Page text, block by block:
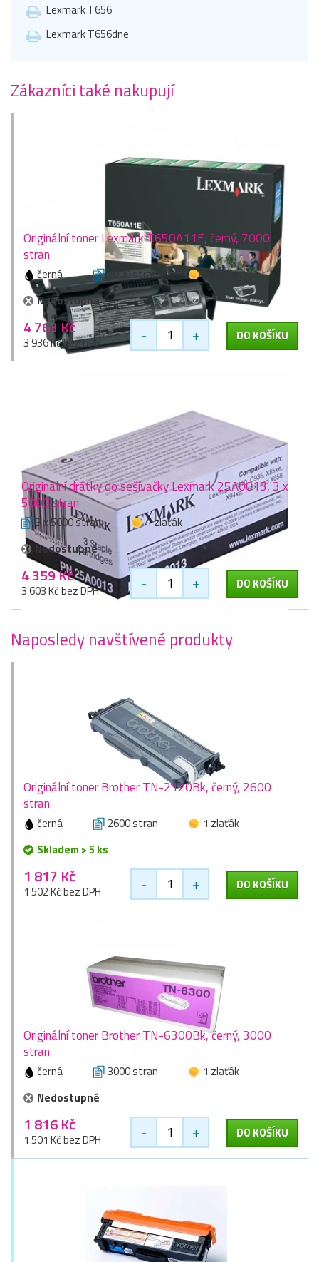
Lexmark T656
Lexmark T656dne
Zákazníci také nakupují
Originální toner Lexmark T650A11E, černý, 7000
stran
černá 7000 stran
1 zlaťák
Nedostupné
4 763 Kč
3 936 Kč bez DPH - + DO KOŠÍKU
Originální drátky do sešívačky Lexmark 25A0013, 3 x
5000 stran
3 x 5000 stran
1 zlaťák
Nedostupné
4 359 Kč
3 603 Kč bez DPH - + DO KOŠÍKU
Naposledy navštívené produkty
Originální toner Brother TN-2120Bk, černý, 2600
stran
černá 2600 stran
1 zlaťák
Skladem > 5 ks
1 817 Kč
1 502 Kč bez DPH - + DO KOŠÍKU
Originální toner Brother TN-6300Bk, černý, 3000
stran
černá 3000 stran
1 zlaťák
Nedostupné
1 816 Kč
1 501 Kč bez DPH - + DO KOŠÍKU